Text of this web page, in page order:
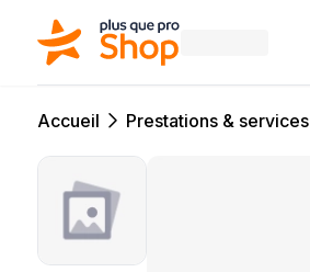
Accueil Prestations & services